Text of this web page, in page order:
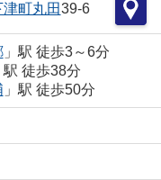
津町丸田39-6
」駅 徒歩3～6分
駅 徒歩38分
」駅 徒歩50分